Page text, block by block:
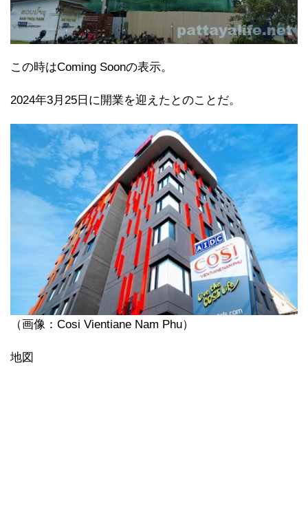
この時はComing Soonの表示。
2024年3月25日に開業を迎えたとのことだ。
（画像：Cosi Vientiane Nam Phu）
地図